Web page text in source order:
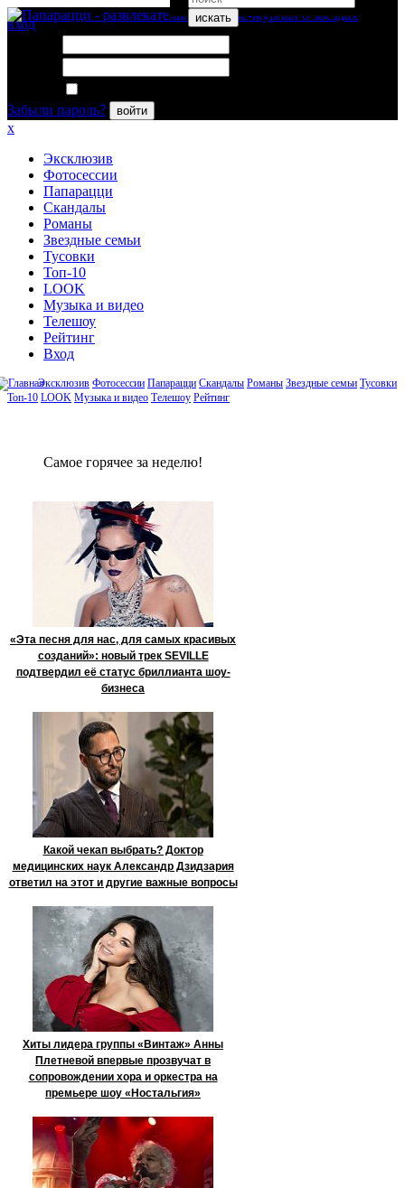
искать
вход
Забыли пароль?
войти
x
Эксклюзив
Фотосессии
Папарацци
Скандалы
Романы
Звездные семьи
Тусовки
Топ-10
LOOK
Музыка и видео
Телешоу
Рейтинг
Вход
Эксклюзив Фотосессии Папарацци Скандалы Романы Звездные семьи Тусовки
Топ-10 LOOK Музыка и видео Телешоу Рейтинг
Сaмое гoрячее за неделю!
«Эта песня для нас, для самых красивых
созданий»: новый трек SEVILLE
подтвердил её статус бриллианта шоу-
бизнеса
Какой чекап выбрать? Доктор
медицинских наук Александр Дзидзария
ответил на этот и другие важные вопросы
Хиты лидера группы «Винтаж» Анны
Плетневой впервые прозвучат в
сопровождении хора и оркестра на
премьере шоу «Ностальгия»